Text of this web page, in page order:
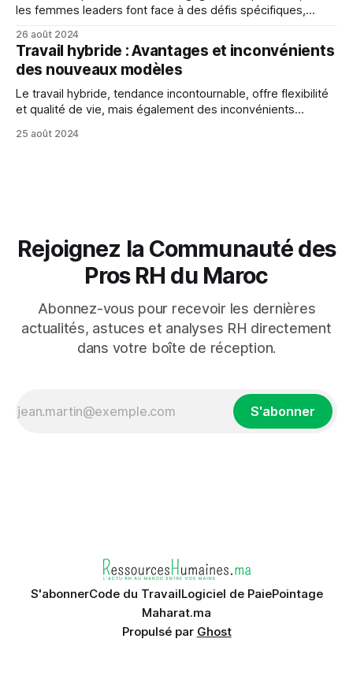
les femmes leaders font face à des défis spécifiques,
qui les empêchent de réaliser leur plein potentiel.
26 août 2024
Travail hybride : Avantages et inconvénients
des nouveaux modèles
Le travail hybride, tendance incontournable, offre flexibilité
et qualité de vie, mais également des inconvénients
communication.
25 août 2024
Rejoignez la Communauté des
Pros RH du Maroc
Abonnez-vous pour recevoir les dernières
actualités, astuces et analyses RH directement
dans votre boîte de réception.
S'abonner
S'abonnerCode du TravailLogiciel de PaiePointage
Maharat.ma
Propulsé par Ghost